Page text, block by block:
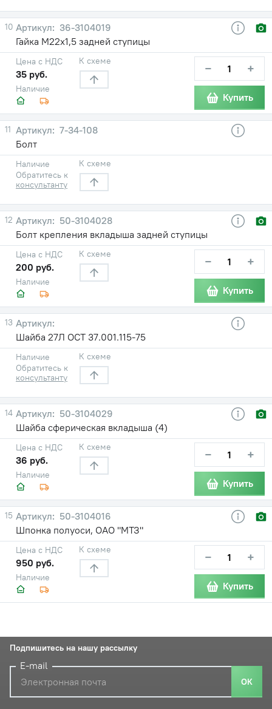
10
36-3104019
Гайка М22х1,5 задней ступицы
Наличие
Цена с НДС
35 руб.
К схеме − +
Купить
11
7-34-108
Болт
Наличие
Обратитесь к
консультанту
К схеме
12
50-3104028
Болт крепления вкладыша задней ступицы
Наличие
Цена с НДС
200 руб.
К схеме − +
Купить
13
Шайба 27Л ОСТ 37.001.115-75
Наличие
Обратитесь к
консультанту
К схеме
14
50-3104029
Шайба сферическая вкладыша (4)
Наличие
Цена с НДС
36 руб.
К схеме − +
Купить
15
50-3104016
Шпонка полуоси, ОАО "МТЗ"
Наличие
Цена с НДС
950 руб.
К схеме − +
Купить
Подпишитесь на нашу рассылку
E-mail
ОК